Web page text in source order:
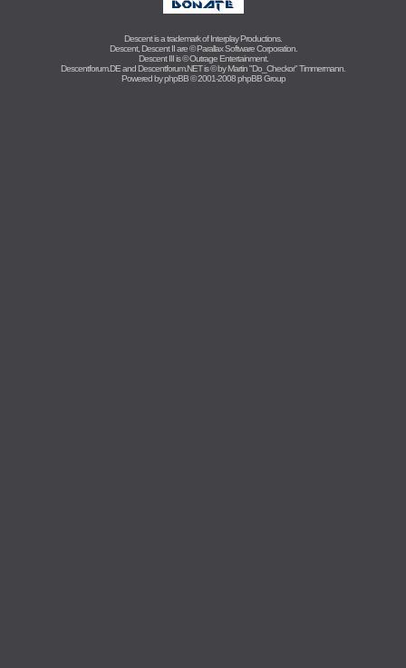
Descent is a trademark ofInterplay Productions.
Descent, Descent II are ©Parallax Software Corporation.
Descent III is ©Outrage Entertainment.
Descentforum.DE and Descentforum.NET is © byMartin "Do_Checkor" Timmermann
Powered byphpBB© 2001-2008 phpBB Group